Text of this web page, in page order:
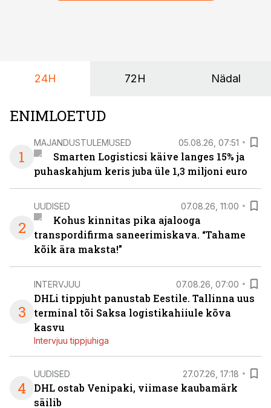
24H 72H Nädal
ENIMLOETUD
1
MAJANDUSTULEMUSED 05.08.26, 07:51
Smarten Logisticsi käive langes 15% ja
puhaskahjum keris juba üle 1,3 miljoni euro
2
UUDISED 07.08.26, 11:00
Kohus kinnitas pika ajalooga
transpordifirma saneerimiskava. “Tahame
kõik ära maksta!”
3
INTERVJUU 07.08.26, 07:00
DHLi tippjuht panustab Eestile. Tallinna uus
terminal tõi Saksa logistikahiiule kõva
kasvu
Intervjuu tippjuhiga
4
UUDISED 27.07.26, 17:18
DHL ostab Venipaki, viimase kaubamärk
säilib